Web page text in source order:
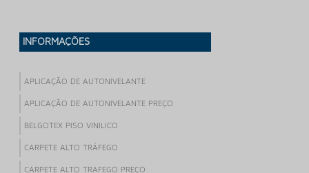
INFORMAÇÕES
APLICAÇÃO DE AUTONIVELANTE
APLICAÇÃO DE AUTONIVELANTE PREÇO
BELGOTEX PISO VINILICO
CARPETE ALTO TRÁFEGO
CARPETE ALTO TRAFEGO PREÇO